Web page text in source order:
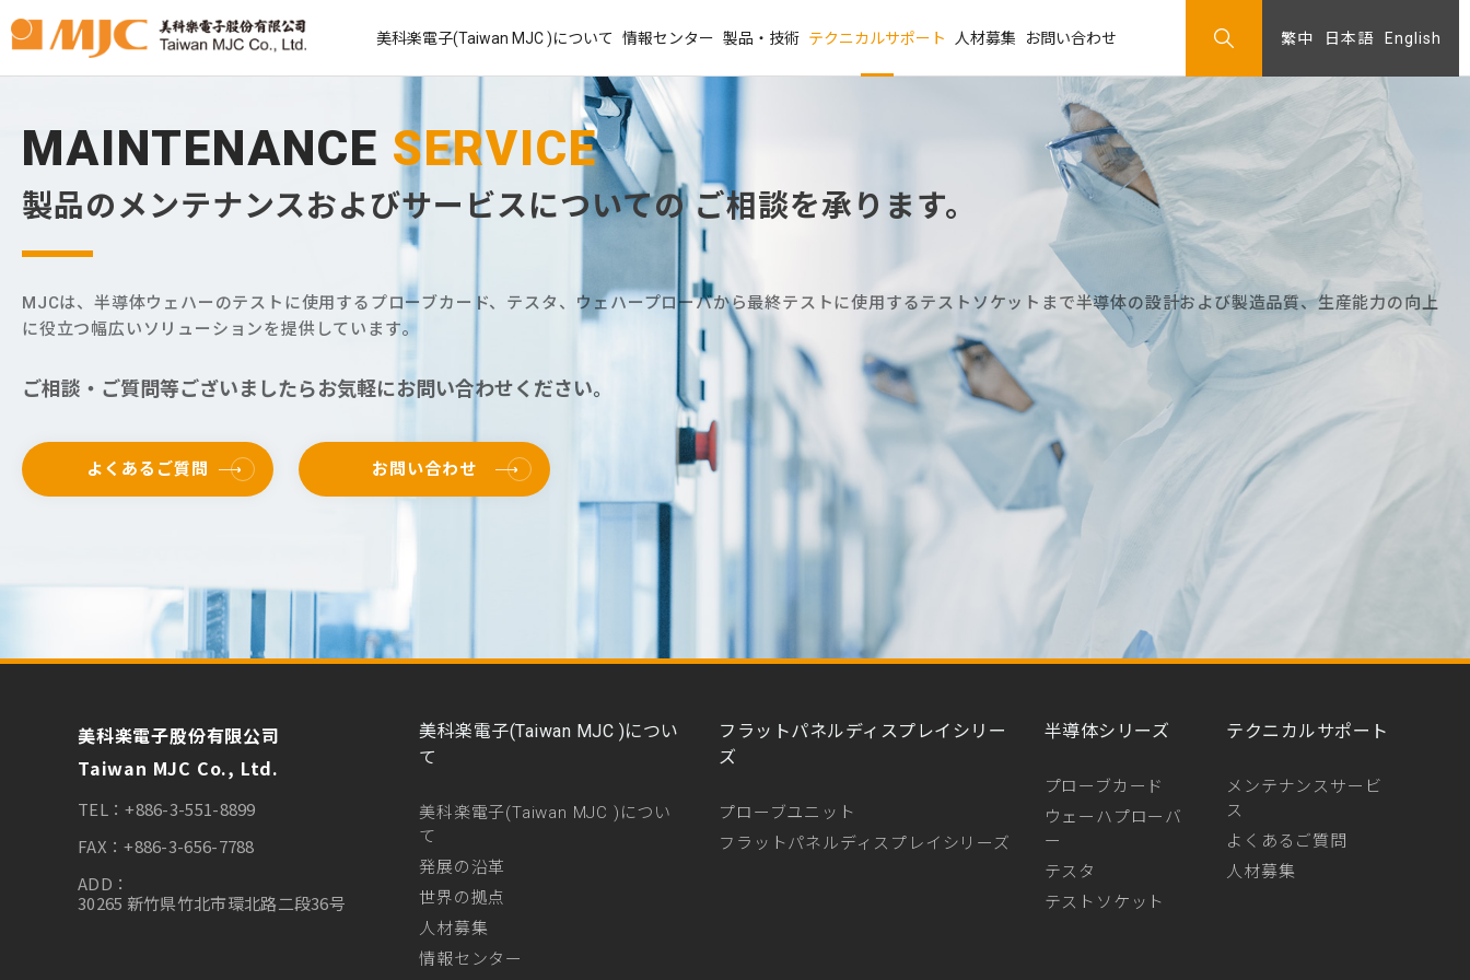
美科楽電子(Taiwan MJC )について 情報センター 製品・技術 テクニカルサポート 人材募集 お問い合わせ 繁中 日本語 English
MAINTENANCE SERVICE
製品のメンテナンスおよびサービスについての ご相談を承ります。
MJCは、半導体ウェハーのテストに使用するプローブカード、テスタ、ウェハープローバから最終テストに使用するテストソケットまで半導体の設計および製造品質、生産能力の向上
に役立つ幅広いソリューションを提供しています。
ご相談・ご質問等ございましたらお気軽にお問い合わせください。
よくあるご質問 お問い合わせ
美科楽電子股份有限公司
Taiwan MJC Co., Ltd.
TEL：+886-3-551-8899
FAX：+886-3-656-7788
ADD：
30265 新竹県竹北市環北路二段36号
美科楽電子(Taiwan MJC )につい
て
美科楽電子(Taiwan MJC )につい
て
発展の沿革
世界の拠点
人材募集
情報センター
フラットパネルディスプレイシリー
ズ
プローブユニット
フラットパネルディスプレイシリーズ
半導体シリーズ
プローブカード
ウェーハプローバ
ー
テスタ
テストソケット
テクニカルサポート
メンテナンスサービ
ス
よくあるご質問
人材募集